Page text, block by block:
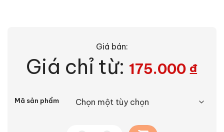
Giá bán:
Giá chỉ từ: 175.000 ₫
Mã sản phẩm